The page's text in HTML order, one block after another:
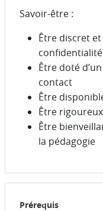
Savoir-être :
Être discret
confidentialité
Être doté
contact
Être
Être
Être
la pédagogie
Prérequis